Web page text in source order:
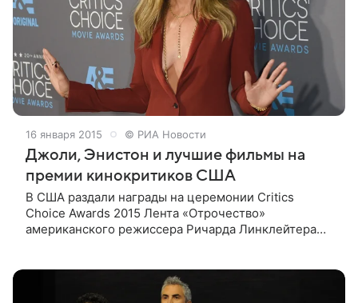
16 января 2015 © РИА Новости
Джоли, Энистон и лучшие фильмы на
премии кинокритиков США
В США раздали награды на церемонии Critics
Choice Awards 2015 Лента «Отрочество»
американского режиссера Ричарда Линклейтера